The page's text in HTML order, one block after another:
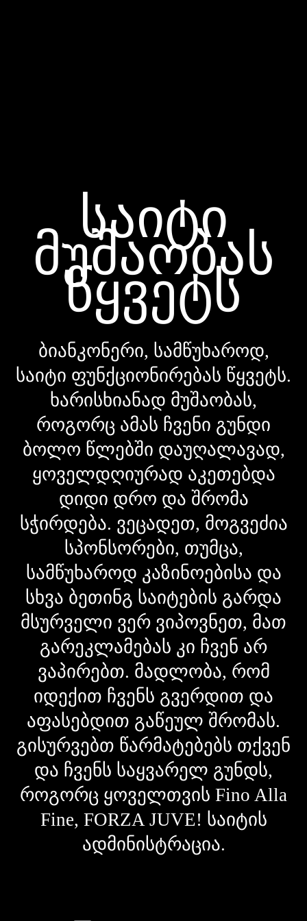
საიტი
მუშაობას
წყვეტს
ბიანკონერი, სამწუხაროდ,
საიტი ფუნქციონირებას წყვეტს.
ხარისხიანად მუშაობას,
როგორც ამას ჩვენი გუნდი
ბოლო წლებში დაუღალავად,
ყოველდღიურად აკეთებდა
დიდი დრო და შრომა
სჭირდება. ვეცადეთ, მოგვეძია
სპონსორები, თუმცა,
სამწუხაროდ კაზინოებისა და
სხვა ბეთინგ საიტების გარდა
მსურველი ვერ ვიპოვნეთ, მათ
გარეკლამებას კი ჩვენ არ
ვაპირებთ. მადლობა, რომ
იდექით ჩვენს გვერდით და
აფასებდით გაწეულ შრომას.
გისურვებთ წარმატებებს თქვენ
და ჩვენს საყვარელ გუნდს,
როგორც ყოველთვის Fino Alla
Fine, FORZA JUVE! საიტის
ადმინისტრაცია.